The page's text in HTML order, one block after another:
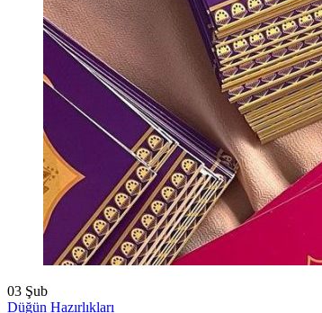
03 Şub
Düğün Hazırlıkları